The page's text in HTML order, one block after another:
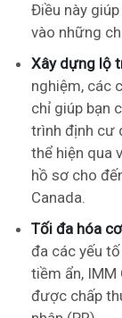
Điều này
vào những
Xây dựng lộ
nghiệm, các
chỉ giúp bạn
trình định cư
thể hiện qua
hồ sơ cho
Canada.
Tối đa hóa
đa các yếu
tiềm ẩn, IMM
được chấp